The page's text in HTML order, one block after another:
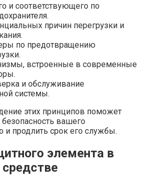
и соответствующего по
причин перегрузки и
по предотвращению
встроенные в современные
и обслуживание
системы.
этих принципов поможет
вашего
и продлить срок его службы.
элемента в